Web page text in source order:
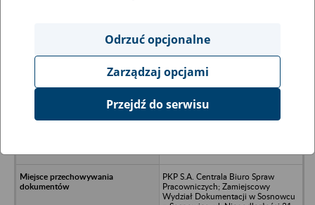
Ukryj wszystkie pozycje bazy
PKP Cargo S.A. Zakład Przewozów
PKP S.A. Centrala Biuro Spraw
Pracowniczych; Zamiejscowy
Wydział Dokumentacji w Sosnowcu
Odrzuć opcjonalne
Zarządzaj opcjami
Przejdź do serwisu